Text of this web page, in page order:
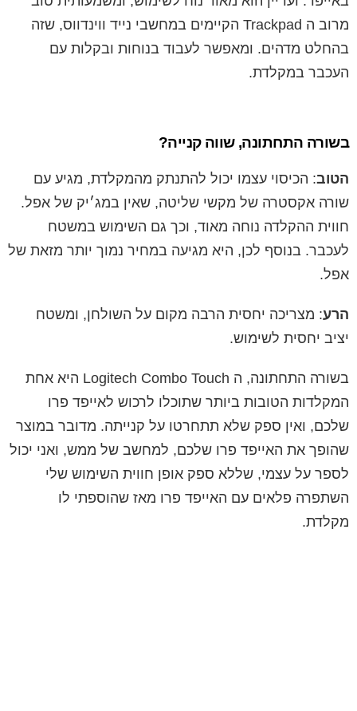
מרוב ה Trackpad הקיימים במחשבי נייד ווינדווס, שזה
בהחלט מדהים. ומאפשר לעבוד בנוחות ובקלות עם
העכבר במקלדת.
בשורה התחתונה, שווה קנייה?
הטוב: הכיסוי עצמו יכול להתנתק מהמקלדת, מגיע עם
שורה אקסטרה של מקשי שליטה, שאין במג׳יק של אפל.
חווית ההקלדה נוחה מאוד, וכך גם השימוש במשטח
לעכבר. בנוסף לכן, היא מגיעה במחיר נמוך יותר מזאת של
אפל.
הרע: מצריכה יחסית הרבה מקום על השולחן, ומשטח
יציב יחסית לשימוש.
בשורה התחתונה, ה Logitech Combo Touch היא אחת
המקלדות הטובות ביותר שתוכלו לרכוש לאייפד פרו
שלכם, ואין ספק שלא תתחרטו על קנייתה. מדובר במוצר
שהופך את האייפד פרו שלכם, למחשב של ממש, ואני יכול
לספר על עצמי, שללא ספק אופן חווית השימוש שלי
השתפרה פלאים עם האייפד פרו מאז שהוספתי לו
מקלדת.